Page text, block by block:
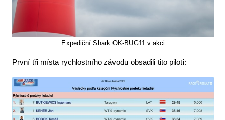
Expediční Shark OK-BUG11 v akci
První tři místa rychlostního závodu obsadili tito piloti: